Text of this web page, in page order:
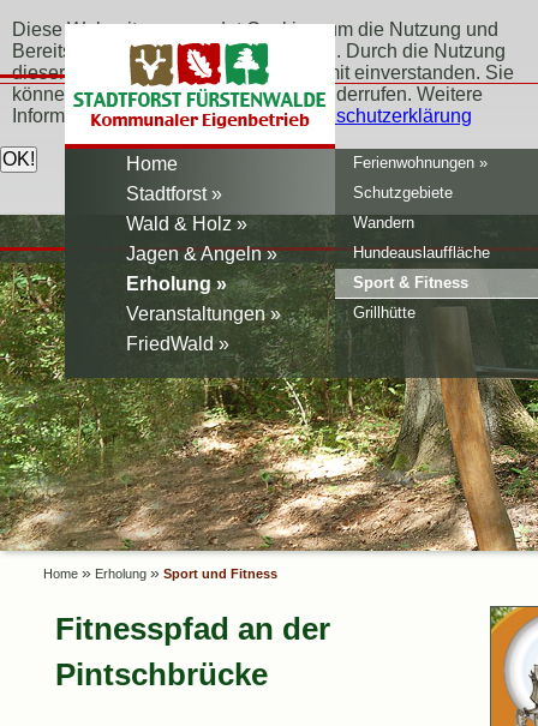
Diese Webseite verwendet Cookies, um die Nutzung und
Bereitstellung der Seite zu verbessern. Durch die Nutzung
dieser Webseite erklären Sie sich damit einverstanden. Sie
können Ihr Einverständnis jederzeit widerrufen. Weitere
Informationen erfahren Sie hier:Datenschutzerklärung
Home
Stadtforst
Wald & Holz
Jagen & Angeln
Erholung
Ferienwohnungen
Schutzgebiete
Wandern
Hundeauslauffläche
Sport & Fitness
Grillhütte
Veranstaltungen
FriedWald
Home » Erholung » Sport und Fitness
Fitnesspfad an der
Pintschbrücke